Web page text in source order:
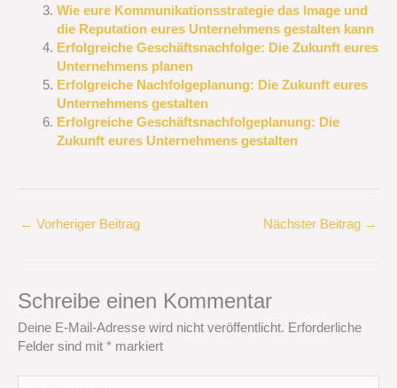
Wie eure Kommunikationsstrategie das Image und
die Reputation eures Unternehmens gestalten kann
Erfolgreiche Geschäftsnachfolge: Die Zukunft eures
Unternehmens planen
Erfolgreiche Nachfolgeplanung: Die Zukunft eures
Unternehmens gestalten
Erfolgreiche Geschäftsnachfolgeplanung: Die
Zukunft eures Unternehmens gestalten
← Vorheriger Beitrag Nächster Beitrag →
Schreibe einen Kommentar
Deine E-Mail-Adresse wird nicht veröffentlicht. Erforderliche
Felder sind mit * markiert